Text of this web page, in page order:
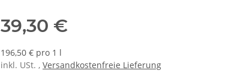
39,30 €
196,50 € pro 1 l
inkl. USt. , Versandkostenfreie Lieferung